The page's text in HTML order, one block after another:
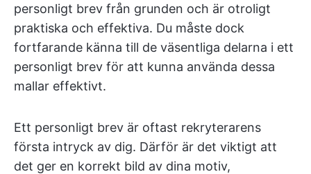
personligt brev från grunden och är otroligt
praktiska och effektiva. Du måste dock
fortfarande känna till de väsentliga delarna i ett
personligt brev för att kunna använda dessa
mallar effektivt.
Ett personligt brev är oftast rekryterarens
första intryck av dig. Därför är det viktigt att
det ger en korrekt bild av dina motiv,